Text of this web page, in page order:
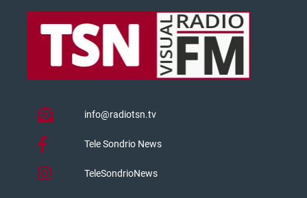
info@radiotsn.tv
Tele Sondrio News
TeleSondrioNews